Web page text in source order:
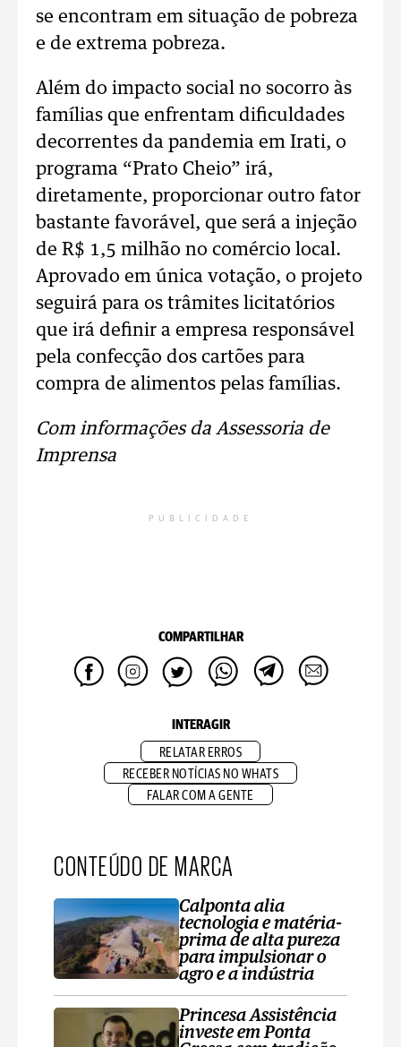
se encontram em situação de pobreza
e de extrema pobreza.
Além do impacto social no socorro às
famílias que enfrentam dificuldades
decorrentes da pandemia em Irati, o
programa “Prato Cheio” irá,
diretamente, proporcionar outro fator
bastante favorável, que será a injeção
de R$ 1,5 milhão no comércio local.
Aprovado em única votação, o projeto
seguirá para os trâmites licitatórios
que irá definir a empresa responsável
pela confecção dos cartões para
compra de alimentos pelas famílias.
Com informações da Assessoria de
Imprensa
PUBLICIDADE
COMPARTILHAR
INTERAGIR
RELATAR ERROS
RECEBER NOTÍCIAS NO WHATS
FALAR COM A GENTE
CONTEÚDO DE MARCA
Calponta alia
tecnologia e matéria-
prima de alta pureza
para impulsionar o
agro e a indústria
Princesa Assistência
investe em Ponta